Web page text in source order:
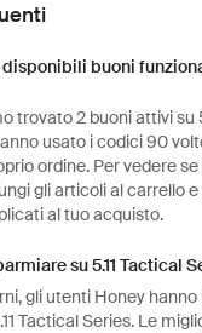
buoni
trovato 2 buoni attivi su
usato i codici 90
ordine. Per vedere
gli articoli al carrello
al tuo acquisto.
su 5.11 Tactical
gli utenti Honey
Tactical Series. Le